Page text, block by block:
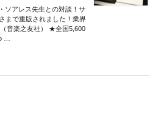
ソアレス先生との対談！サ
まで重版されました！業界
音楽之友社） ★全国5,600
…